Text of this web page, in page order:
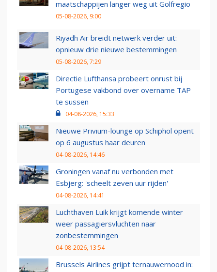
maatschappijen langer weg uit Golfregio
05-08-2026, 9:00
Riyadh Air breidt netwerk verder uit:
opnieuw drie nieuwe bestemmingen
05-08-2026, 7:29
Directie Lufthansa probeert onrust bij
Portugese vakbond over overname TAP
te sussen
04-08-2026, 15:33
Nieuwe Privium-lounge op Schiphol opent
op 6 augustus haar deuren
04-08-2026, 14:46
Groningen vanaf nu verbonden met
Esbjerg: 'scheelt zeven uur rijden'
04-08-2026, 14:41
Luchthaven Luik krijgt komende winter
weer passagiersvluchten naar
zonbestemmingen
04-08-2026, 13:54
Brussels Airlines grijpt ternauwernood in: